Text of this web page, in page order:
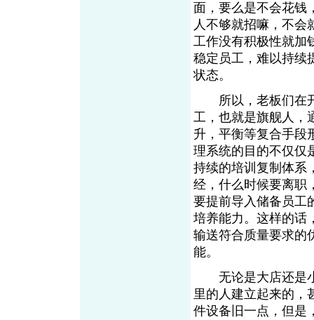
面，要么是不会花钱
人不够就招嘛，不会
工作没有积极性就加
稳定员工，难以持续
状态。
所以，老板们在开
工，也就是旗舰人，
升，平衡等复合手段
理系统的目的不仅仅
持续的培训复制体系
经，什么时候要离职
要提前导入储备员工
培养能力。这样的话
输送符合质量要求的
能。
无论是大店还是小
里的人建立起来的，
件设备旧一点，但是